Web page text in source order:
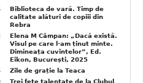
Biblioteca de vară. Timp de
calitate alături de copiii din
Rebra
Elena M Câmpan: „Dacă există.
Visul pe care l-am ținut minte.
Dimineața cuvintelor”, Ed.
Eikon, București, 2025
Zile de grație la Teaca
Trei fete talentate de la Clubul